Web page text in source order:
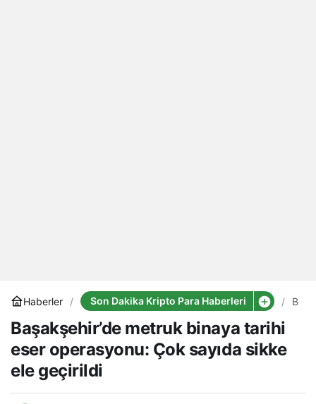
Haberler Son Dakika Kripto Para Haberleri
sikke
Başakşehir’de metruk binaya tarihi
eser operasyonu: Çok sayıda sikke
ele geçirildi